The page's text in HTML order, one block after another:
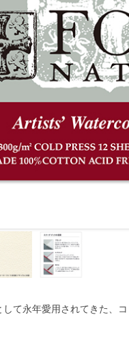
て永年愛用されてきた、